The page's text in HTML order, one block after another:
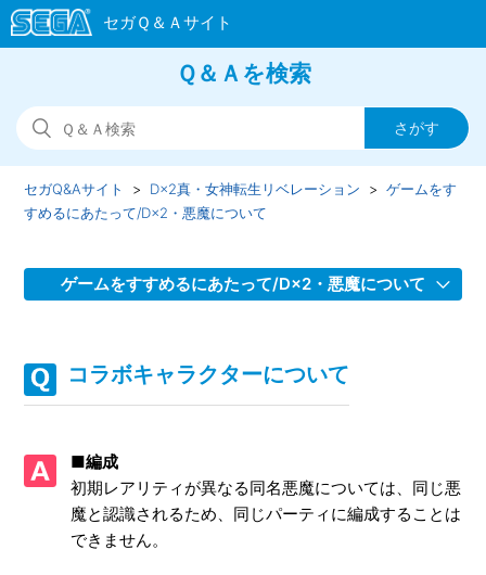
Ｑ＆Ａを検索
セガQ&Aサイト D×2真・女神転生リベレーション
ゲームをす
すめるにあたって/D×2・悪魔について
ゲームをすすめるにあたって/D×2・悪魔について
主人公の性別について
コラボキャラクターについて
キサナの加入条件について
二身合体について
コラボキャラクターについて
■編成
初期レアリティが異なる同名悪魔については、同じ悪
魔と認識されるため、同じパーティに編成することは
できません。